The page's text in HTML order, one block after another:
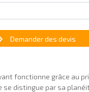
Demander des devis
fonctionne grâce au
se distingue par sa